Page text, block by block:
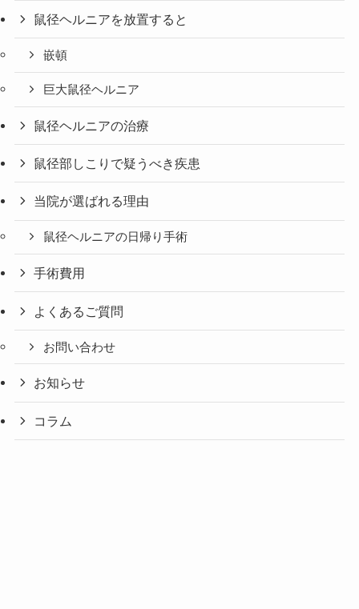
鼠径ヘルニアを放置すると
嵌頓
巨大鼠径ヘルニア
鼠径ヘルニアの治療
鼠径部しこりで疑うべき疾患
当院が選ばれる理由
鼠径ヘルニアの日帰り手術
手術費用
よくあるご質問
お問い合わせ
お知らせ
コラム